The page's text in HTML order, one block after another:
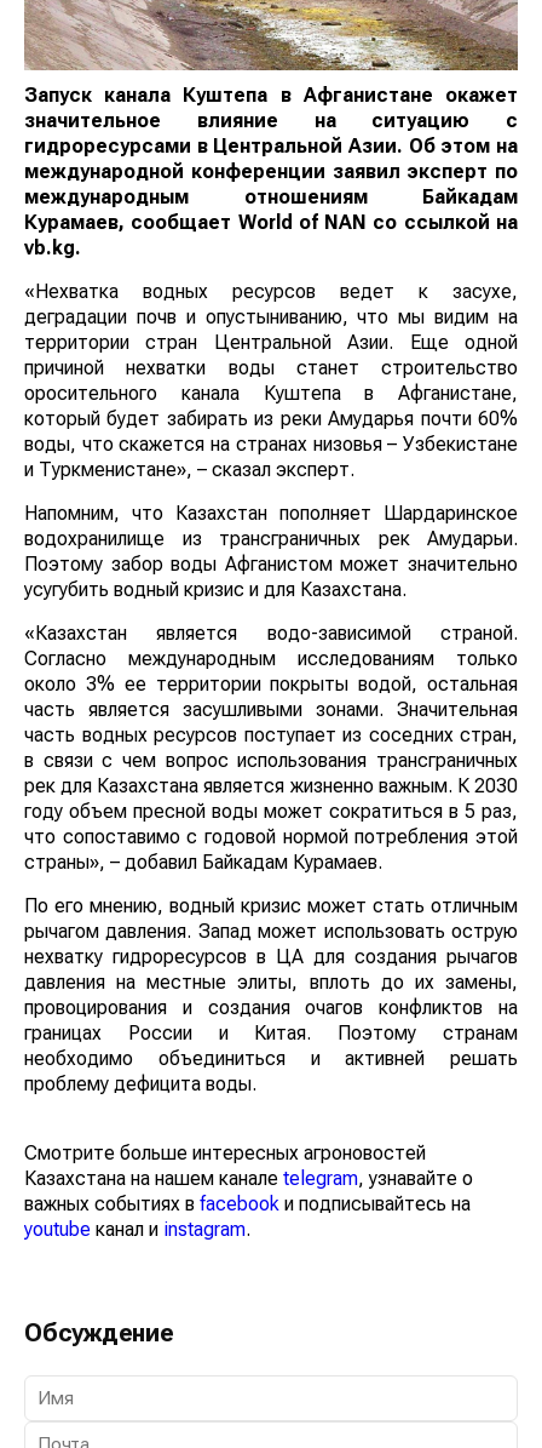
Запуск канала Куштепа в Афганистане окажет
значительное влияние на ситуацию с
гидроресурсами в Центральной Азии. Об этом на
международной конференции заявил эксперт по
международным отношениям Байкадам
Курамаев, сообщает World of NAN со ссылкой на
vb.kg.
«Нехватка водных ресурсов ведет к засухе,
деградации почв и опустыниванию, что мы видим на
территории стран Центральной Азии. Еще одной
причиной нехватки воды станет строительство
оросительного канала Куштепа в Афганистане,
который будет забирать из реки Амударья почти 60%
воды, что скажется на странах низовья – Узбекистане
и Туркменистане», – сказал эксперт.
Напомним, что Казахстан пополняет Шардаринское
водохранилище из трансграничных рек Амударьи.
Поэтому забор воды Афганистом может значительно
усугубить водный кризис и для Казахстана.
«Казахстан является водо-зависимой страной.
Согласно международным исследованиям только
около 3% ее территории покрыты водой, остальная
часть является засушливыми зонами. Значительная
часть водных ресурсов поступает из соседних стран,
в связи с чем вопрос использования трансграничных
рек для Казахстана является жизненно важным. К 2030
году объем пресной воды может сократиться в 5 раз,
что сопоставимо с годовой нормой потребления этой
страны», – добавил Байкадам Курамаев.
По его мнению, водный кризис может стать отличным
рычагом давления. Запад может использовать острую
нехватку гидроресурсов в ЦА для создания рычагов
давления на местные элиты, вплоть до их замены,
провоцирования и создания очагов конфликтов на
границах России и Китая. Поэтому странам
необходимо объединиться и активней решать
проблему дефицита воды.
Смотрите больше интересных агроновостей
Казахстана на нашем канале telegram, узнавайте о
важных событиях в facebook и подписывайтесь на
youtube канал и instagram.
Обсуждение